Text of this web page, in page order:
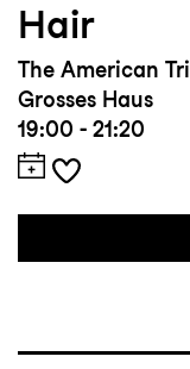
Hair
The American
Grosses Haus
19:00 - 21:20